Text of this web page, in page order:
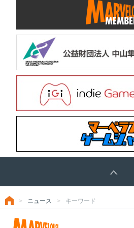
ニュース キーワード
トップ TOP